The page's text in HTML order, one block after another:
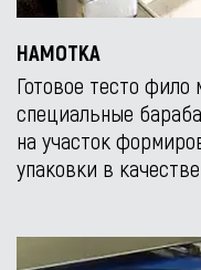
НАМОТКА
Готовое тесто
специальные
на участок
упаковки в